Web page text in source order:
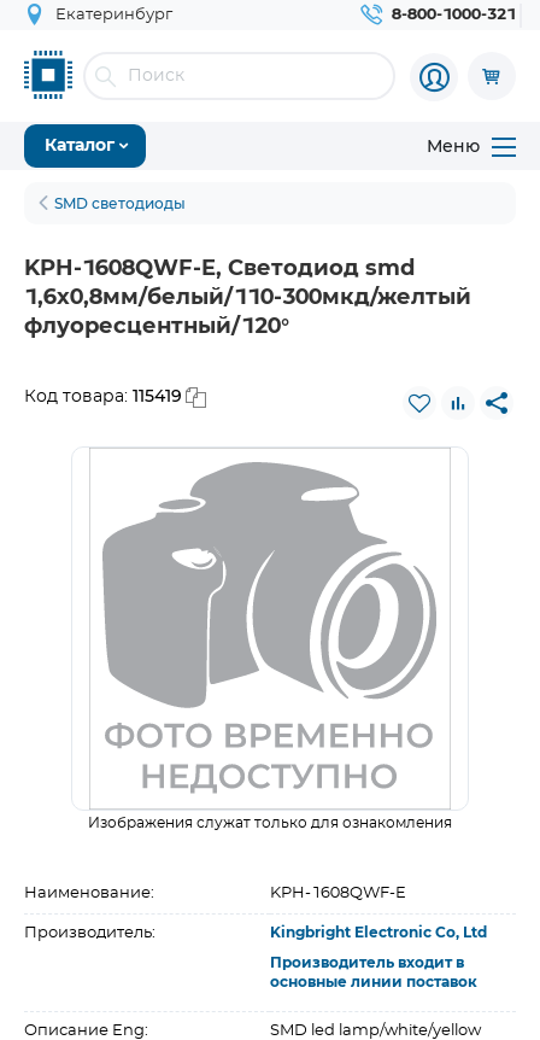
Екатеринбург 8-800-1000-321
Каталог Меню
SMD светодиоды
KPH-1608QWF-E, Светодиод smd
1,6х0,8мм/белый/110-300мкд/желтый
флуоресцентный/120°
Код товара: 115419
Изображения служат только для ознакомления
Наименование: KPH-1608QWF-E
Производитель: Kingbright Electronic Co, Ltd
Производитель входит в
основные линии поставок
Описание Eng:
SMD led lamp/white/yellow